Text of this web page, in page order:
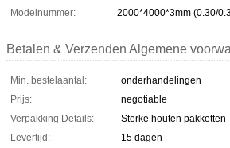
Modelnummer:
2000*4000*3mm (0.30/
Betalen & Verzenden Algemene
Min. bestelaantal:
onderhandelingen
Prijs:
negotiable
Verpakking Details:
Sterke houten pakketten
Levertijd:
15 dagen